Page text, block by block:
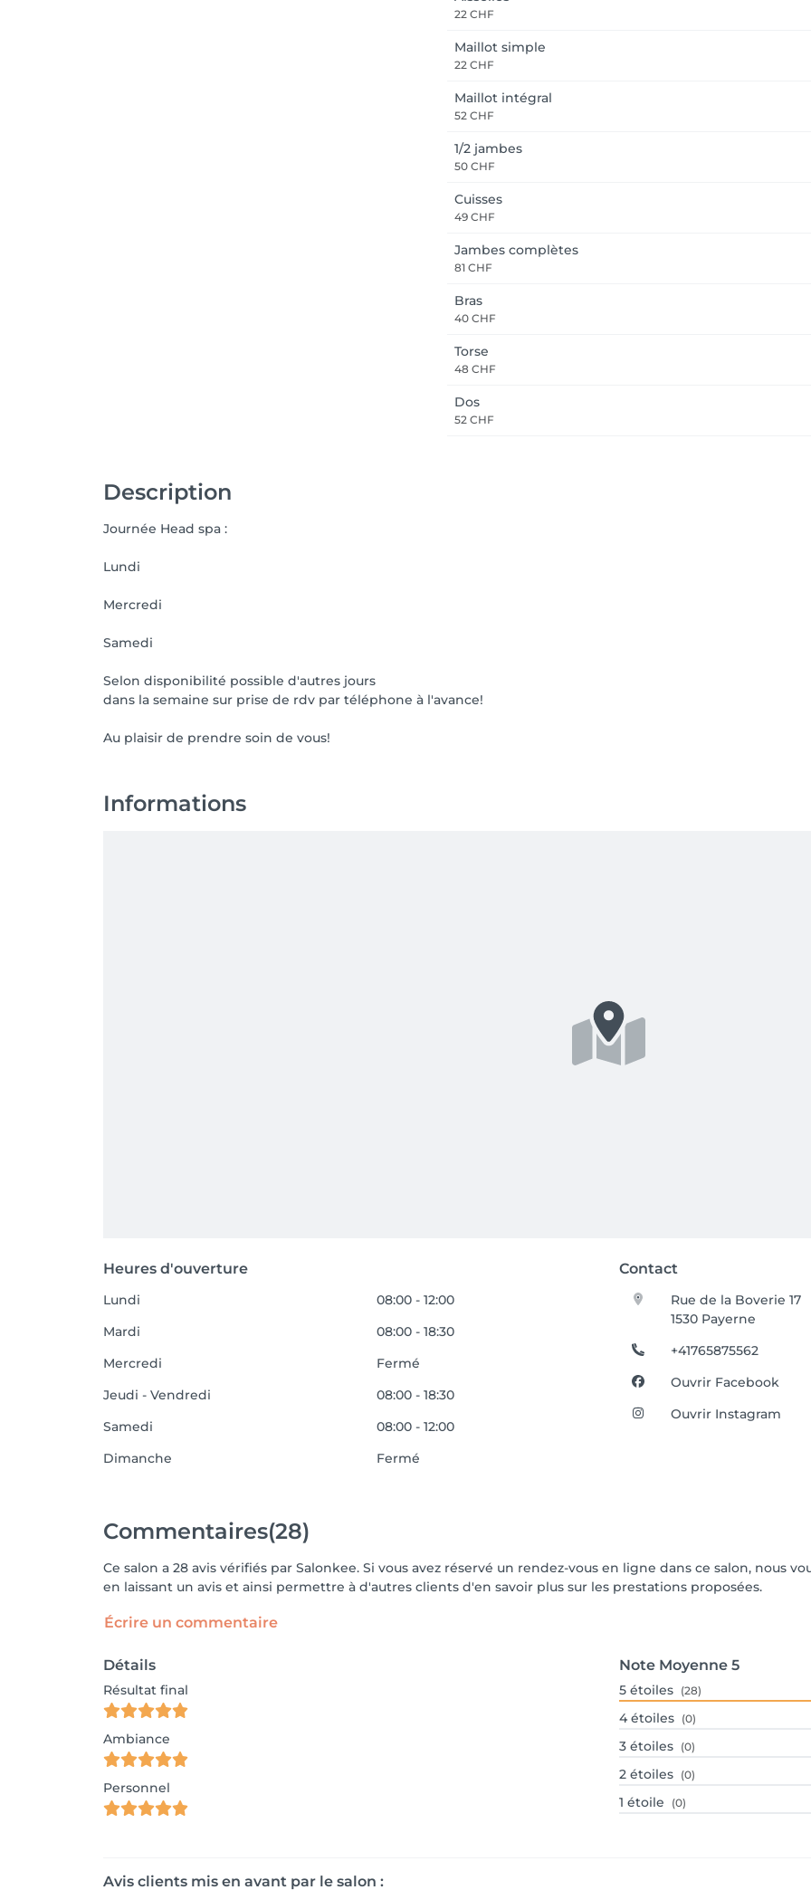
22 CHF
Maillot simple
22 CHF
Maillot intégral
52 CHF
1/2 jambes
50 CHF
Cuisses
49 CHF
Jambes complètes
81 CHF
Bras
40 CHF
Torse
48 CHF
Dos
52 CHF
Description
Journée Head spa :
Lundi
Mercredi
Samedi
Selon disponibilité possible d'autres jours
dans la semaine sur prise de rdv par téléphone à l'avance!
Au plaisir de prendre soin de vous!
Informations
Heures d'ouverture Contact
Lundi
08:00 - 12:00
Mardi
08:00 - 18:30
Mercredi
Fermé
Jeudi - Vendredi
08:00 - 18:30
Samedi
08:00 - 12:00
Dimanche
Fermé
Rue de la Boverie 17
1530 Payerne
+41765875562
Ouvrir Facebook
Ouvrir Instagram
Commentaires(28)
Ce salon a 28 avis vérifiés par Salonkee. Si vous avez réservé un rendez-vous en ligne dans ce salon, nous
en laissant un avis et ainsi permettre à d'autres clients d'en savoir plus sur les prestations proposées.
Écrire un commentaire
Détails
Résultat final
Ambiance
Personnel
Note Moyenne 5
5 étoiles (28)
4 étoiles (0)
3 étoiles (0)
2 étoiles (0)
1 étoile (0)
Avis clients mis en avant par le salon :